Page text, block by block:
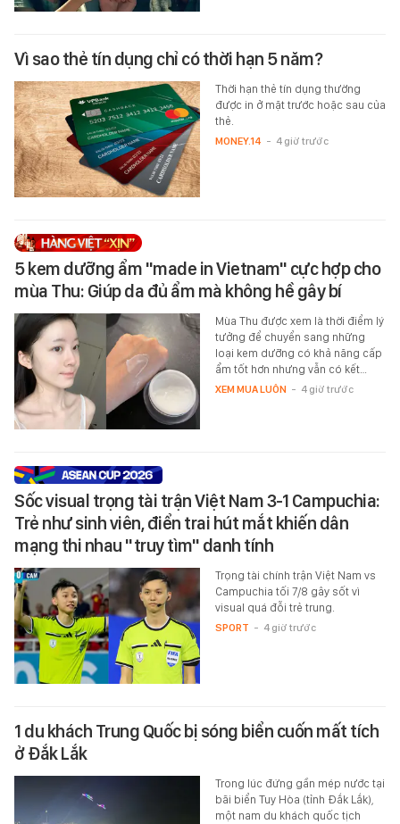
Vì sao thẻ tín dụng chỉ có thời hạn 5 năm?
Thời hạn thẻ tín dụng thường
được in ở mặt trước hoặc sau của
thẻ.
MONEY.14 - 4 giờ trước
5 kem dưỡng ẩm "made in Vietnam" cực hợp cho
mùa Thu: Giúp da đủ ẩm mà không hề gây bí
Mùa Thu được xem là thời điểm lý
tưởng để chuyển sang những
loại kem dưỡng có khả năng cấp
ẩm tốt hơn nhưng vẫn có kết…
XEM MUA LUÔN - 4 giờ trước
Sốc visual trọng tài trận Việt Nam 3-1 Campuchia:
Trẻ như sinh viên, điển trai hút mắt khiến dân
mạng thi nhau "truy tìm" danh tính
Trọng tài chính trận Việt Nam vs
Campuchia tối 7/8 gây sốt vì
visual quá đỗi trẻ trung.
SPORT - 4 giờ trước
1 du khách Trung Quốc bị sóng biển cuốn mất tích
ở Đắk Lắk
Trong lúc đứng gần mép nước tại
bãi biển Tuy Hòa (tỉnh Đắk Lắk),
một nam du khách quốc tịch